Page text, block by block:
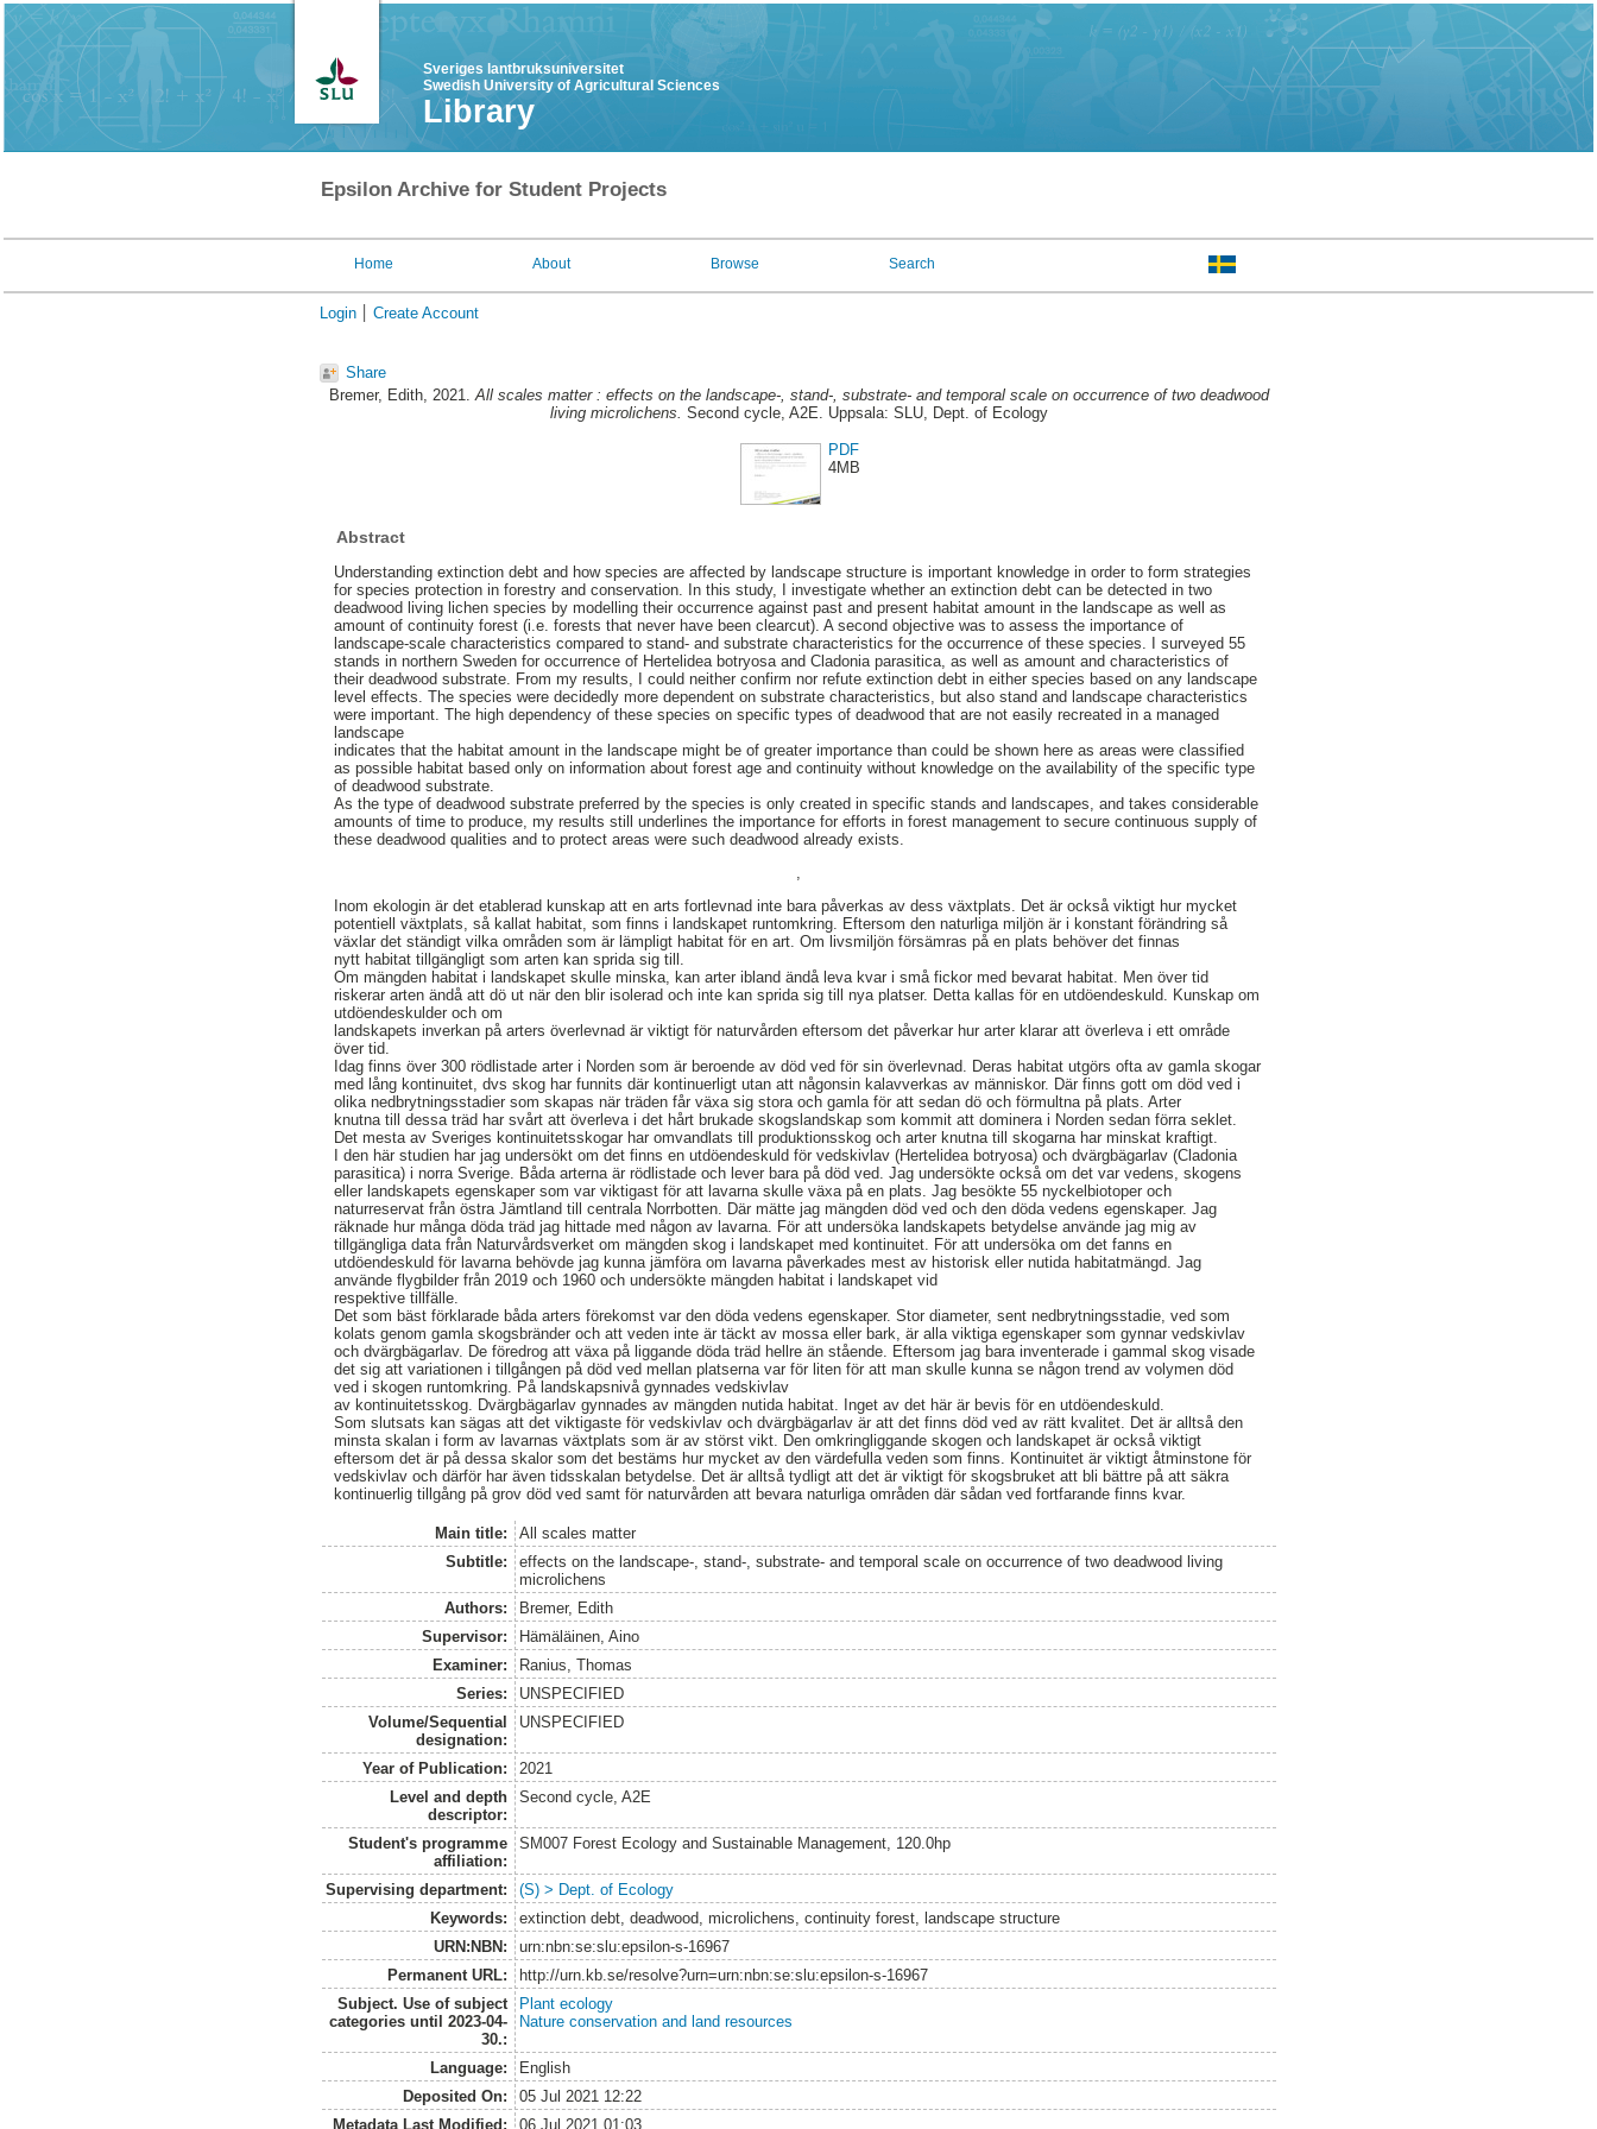
Sveriges lantbruksuniversitet
Swedish University of Agricultural Sciences
Library
Epsilon Archive for Student Projects
Home About Browse Search
Login Create Account
Share
Bremer, Edith, 2021.All scales matter : effects on the landscape-, stand-, substrate- and temporal scale on occurrence of two deadwood
living microlichens. Second cycle, A2E. Uppsala: SLU, Dept. of Ecology
PDF
4MB
Abstract
Understanding extinction debt and how species are affected by landscape structure is important knowledge in order to form strategies
for species protection in forestry and conservation. In this study, I investigate whether an extinction debt can be detected in two
deadwood living lichen species by modelling their occurrence against past and present habitat amount in the landscape as well as
amount of continuity forest (i.e. forests that never have been clearcut). A second objective was to assess the importance of
landscape-scale characteristics compared to stand- and substrate characteristics for the occurrence of these species. I surveyed 55
stands in northern Sweden for occurrence of Hertelidea botryosa and Cladonia parasitica, as well as amount and characteristics of
their deadwood substrate. From my results, I could neither confirm nor refute extinction debt in either species based on any landscape
level effects. The species were decidedly more dependent on substrate characteristics, but also stand and landscape characteristics
were important. The high dependency of these species on specific types of deadwood that are not easily recreated in a managed
landscape
indicates that the habitat amount in the landscape might be of greater importance than could be shown here as areas were classified
as possible habitat based only on information about forest age and continuity without knowledge on the availability of the specific type
of deadwood substrate.
As the type of deadwood substrate preferred by the species is only created in specific stands and landscapes, and takes considerable
amounts of time to produce, my results still underlines the importance for efforts in forest management to secure continuous supply of
these deadwood qualities and to protect areas were such deadwood already exists.
Inom ekologin är det etablerad kunskap att en arts fortlevnad inte bara påverkas av dess växtplats. Det är också viktigt hur mycket
potentiell växtplats, så kallat habitat, som finns i landskapet runtomkring. Eftersom den naturliga miljön är i konstant förändring så
växlar det ständigt vilka områden som är lämpligt habitat för en art. Om livsmiljön försämras på en plats behöver det finnas
nytt habitat tillgängligt som arten kan sprida sig till.
Om mängden habitat i landskapet skulle minska, kan arter ibland ändå leva kvar i små fickor med bevarat habitat. Men över tid
riskerar arten ändå att dö ut när den blir isolerad och inte kan sprida sig till nya platser. Detta kallas för en utdöendeskuld. Kunskap om
utdöendeskulder och om
landskapets inverkan på arters överlevnad är viktigt för naturvården eftersom det påverkar hur arter klarar att överleva i ett område
över tid.
Idag finns över 300 rödlistade arter i Norden som är beroende av död ved för sin överlevnad. Deras habitat utgörs ofta av gamla skogar
med lång kontinuitet, dvs skog har funnits där kontinuerligt utan att någonsin kalavverkas av människor. Där finns gott om död ved i
olika nedbrytningsstadier som skapas när träden får växa sig stora och gamla för att sedan dö och förmultna på plats. Arter
knutna till dessa träd har svårt att överleva i det hårt brukade skogslandskap som kommit att dominera i Norden sedan förra seklet.
Det mesta av Sveriges kontinuitetsskogar har omvandlats till produktionsskog och arter knutna till skogarna har minskat kraftigt.
I den här studien har jag undersökt om det finns en utdöendeskuld för vedskivlav (Hertelidea botryosa) och dvärgbägarlav (Cladonia
parasitica) i norra Sverige. Båda arterna är rödlistade och lever bara på död ved. Jag undersökte också om det var vedens, skogens
eller landskapets egenskaper som var viktigast för att lavarna skulle växa på en plats. Jag besökte 55 nyckelbiotoper och
naturreservat från östra Jämtland till centrala Norrbotten. Där mätte jag mängden död ved och den döda vedens egenskaper. Jag
räknade hur många döda träd jag hittade med någon av lavarna. För att undersöka landskapets betydelse använde jag mig av
tillgängliga data från Naturvårdsverket om mängden skog i landskapet med kontinuitet. För att undersöka om det fanns en
utdöendeskuld för lavarna behövde jag kunna jämföra om lavarna påverkades mest av historisk eller nutida habitatmängd. Jag
använde flygbilder från 2019 och 1960 och undersökte mängden habitat i landskapet vid
respektive tillfälle.
Det som bäst förklarade båda arters förekomst var den döda vedens egenskaper. Stor diameter, sent nedbrytningsstadie, ved som
kolats genom gamla skogsbränder och att veden inte är täckt av mossa eller bark, är alla viktiga egenskaper som gynnar vedskivlav
och dvärgbägarlav. De föredrog att växa på liggande döda träd hellre än stående. Eftersom jag bara inventerade i gammal skog visade
det sig att variationen i tillgången på död ved mellan platserna var för liten för att man skulle kunna se någon trend av volymen död
ved i skogen runtomkring. På landskapsnivå gynnades vedskivlav
av kontinuitetsskog. Dvärgbägarlav gynnades av mängden nutida habitat. Inget av det här är bevis för en utdöendeskuld.
Som slutsats kan sägas att det viktigaste för vedskivlav och dvärgbägarlav är att det finns död ved av rätt kvalitet. Det är alltså den
minsta skalan i form av lavarnas växtplats som är av störst vikt. Den omkringliggande skogen och landskapet är också viktigt
eftersom det är på dessa skalor som det bestäms hur mycket av den värdefulla veden som finns. Kontinuitet är viktigt åtminstone för
vedskivlav och därför har även tidsskalan betydelse. Det är alltså tydligt att det är viktigt för skogsbruket att bli bättre på att säkra
kontinuerlig tillgång på grov död ved samt för naturvården att bevara naturliga områden där sådan ved fortfarande finns kvar.
Main title:
All scales matter
Subtitle:
effects on the landscape-, stand-, substrate- and temporal scale on occurrence of two deadwood living
microlichens
Authors:
Bremer, Edith
Supervisor:
Hämäläinen, Aino
Examiner:
Ranius, Thomas
Series:
UNSPECIFIED
Volume/Sequential
designation:
UNSPECIFIED
Year of Publication:
2021
Level and depth
descriptor:
Second cycle, A2E
Student's programme
affiliation:
SM007 Forest Ecology and Sustainable Management, 120.0hp
Supervising department:
(S) > Dept. of Ecology
Keywords:
extinction debt, deadwood, microlichens, continuity forest, landscape structure
URN:NBN:
urn:nbn:se:slu:epsilon-s-16967
Permanent URL:
http://urn.kb.se/resolve?urn=urn:nbn:se:slu:epsilon-s-16967
Subject. Use of subject
categories until 2023-04-
30.:
Plant ecology
Nature conservation and land resources
Language:
English
Deposited On:
05 Jul 2021 12:22
Metadata Last Modified:
06 Jul 2021 01:03